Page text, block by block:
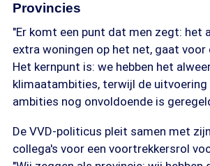
Provincies
"Er komt een punt dat men zegt: het
extra woningen op het net, gaat voor
Het kernpunt is: we hebben het
klimaatambities, terwijl de uitvoering
ambities nog onvoldoende is
De VVD-politicus pleit samen met
collega's voor een voortrekkersrol